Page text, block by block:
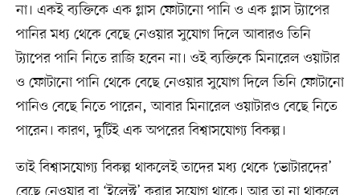
না। একই ব্যক্তিকে এক গ্লাস ফোটানো পানি ও এক গ্লাস ট্যাপের
পানির মধ্য থেকে বেছে নেওয়ার সুযোগ দিলে আবারও তিনি
ট্যাপের পানি নিতে রাজি হবেন না। ওই ব্যক্তিকে মিনারেল ওয়াটার
ও ফোটানো পানি থেকে বেছে নেওয়ার সুযোগ দিলে তিনি ফোটানো
পানিও বেছে নিতে পারেন, আবার মিনারেল ওয়াটারও বেছে নিতে
পারেন। কারণ, দুটিই এক অপরের বিশ্বাসযোগ্য বিকল্প।
তাই বিশ্বাসযোগ্য বিকল্প থাকলেই তাদের মধ্য থেকে ‘ভোটারদের’